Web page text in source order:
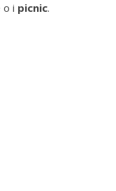
o i picnic.